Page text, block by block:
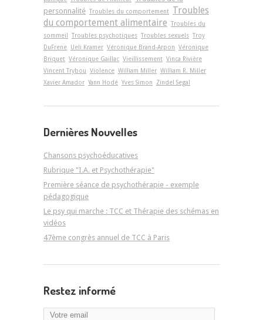
personnalité Troubles du comportement
Troubles
du comportement alimentaire Troubles du
sommeil
Troubles psychotiques Troubles sexuels Troy
DuFrene
Ueli Kramer Véronique Brand-Arpon Véronique
Briquet Véronique Gaillac Vieillissement Vinca Rivière
Vincent Trybou Violence William Miller William R. Miller
Xavier Amador Yann Hodé Yves Simon Zindel Segal
Dernières Nouvelles
Chansons psychoéducatives
Rubrique "I.A. et Psychothérapie"
Première séance de psychothérapie - exemple
pédagogique
Le psy qui marche : TCC et Thérapie des schémas en
vidéos
47ème congrès annuel de TCC à Paris
Restez informé